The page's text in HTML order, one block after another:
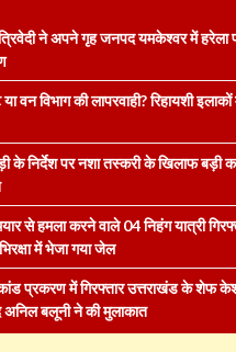
ने अपने गृह जनपद यमकेश्वर में हरेला
विभाग की लापरवाही? रिहायशी इलाकों
के निर्देश पर नशा तस्करी के खिलाफ बड़ी
से हमला करने वाले 04 निहंग यात्री
में भेजा गया जेल
प्रकरण में गिरफ्तार उत्तराखंड के शेफ
अनिल बलूनी ने की मुलाकात